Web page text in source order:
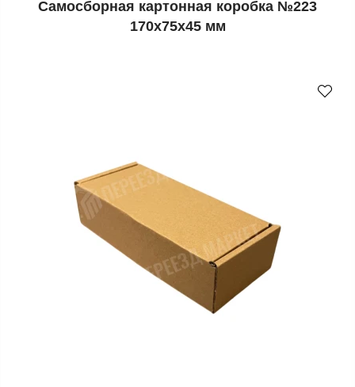
Самосборная картонная коробка №223
170х75х45 мм